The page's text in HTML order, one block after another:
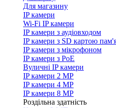
Для магазину
IP камери
Wi-Fi IP камери
IP камери з аудіовходом
IP камери з SD картою
IP камери з мікрофоном
IP камери з PoE
Вуличні IP камери
IP камери 2 MP
IP камери 4 MP
IP камери 8 MP
Роздільна здатність